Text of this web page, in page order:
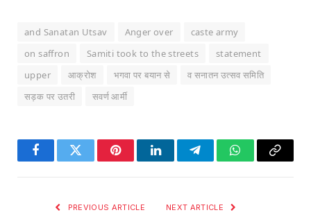
and Sanatan Utsav Anger over
caste army
on saffron
Samiti took to the streets
statement
upper
आक्रोश भगवा पर बयान से
व सनातन उत्सव समिति
सड़क पर उतरी
सवर्ण आर्मी
FacebookTwitter PinterestLinkedInTelegramWhatsApp
Copy
PREVIOUS ARTICLE NEXT ARTICLE